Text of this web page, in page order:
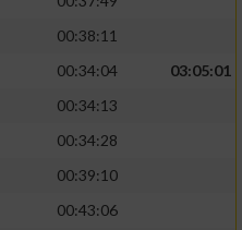
00:38:11
00:34:04
03:05:01
00:34:13
00:34:28
00:39:10
00:43:06